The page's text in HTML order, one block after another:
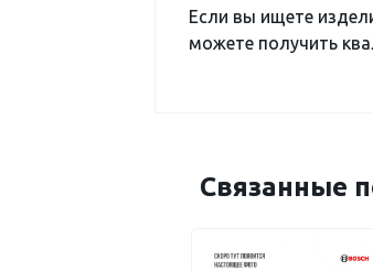
Если вы ищете
можете получить
Связанные